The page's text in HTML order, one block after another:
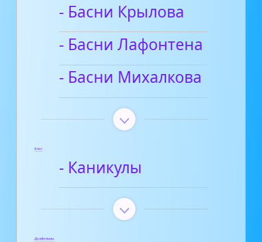
- Басни Крылова
- Басни Лафонтена
- Басни Михалкова
Блог
- Каникулы
Диафильмы